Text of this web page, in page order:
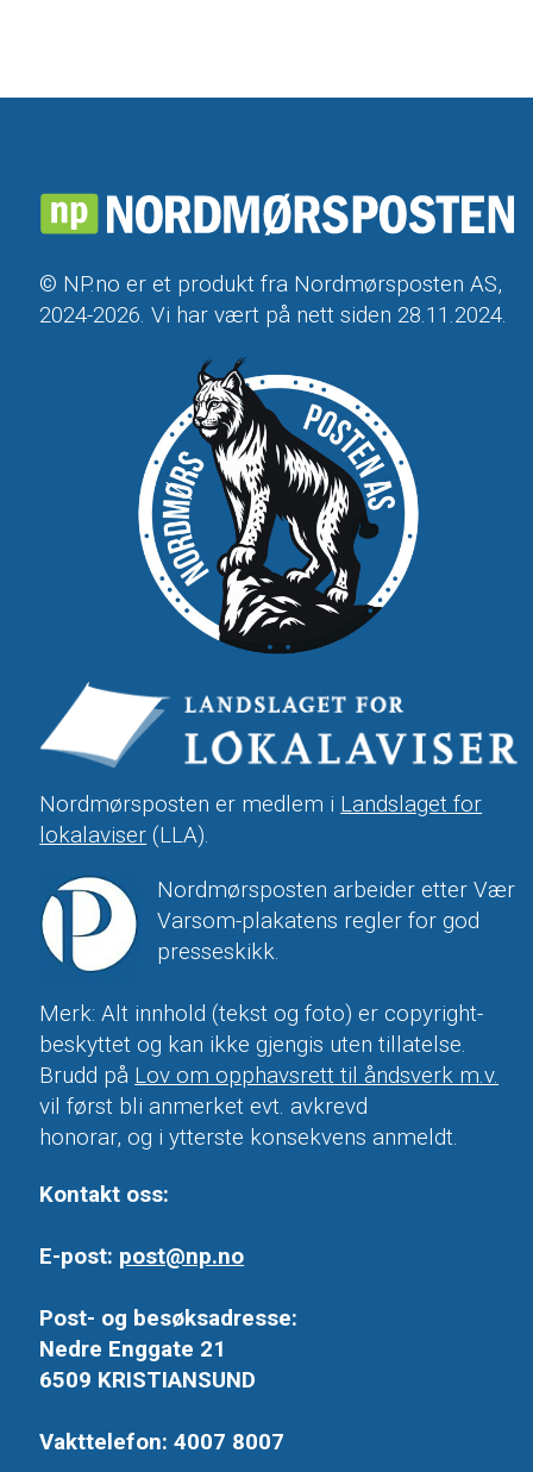
© NP.no er et produkt fra Nordmørsposten AS,
2024-2026. Vi har vært på nett siden 28.11.2024.
Nordmørsposten er medlem i Landslaget for
lokalaviser (LLA).
Nordmørsposten arbeider etter Vær
Varsom-plakatens regler for god
presseskikk.
Merk: Alt innhold (tekst og foto) er copyright-
beskyttet og kan ikke gjengis uten tillatelse.
Brudd på Lov om opphavsrett til åndsverk m.v.
vil først bli anmerket evt. avkrevd
honorar, og i ytterste konsekvens anmeldt.
Kontakt oss:
E-post: post@np.no
Post- og besøksadresse:
Nedre Enggate 21
6509 KRISTIANSUND
Vakttelefon: 4007 8007